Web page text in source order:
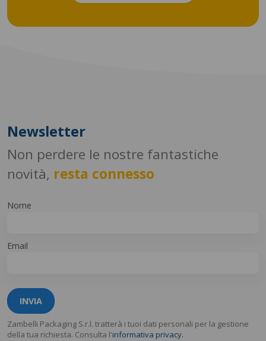
Newsletter
Non perdere le nostre fantastiche
novità, resta connesso
Nome
Email
INVIA
Zambelli Packaging S.r.l. tratterà i tuoi dati personali per la gestione
della tua richiesta. Consulta l'informativa privacy.